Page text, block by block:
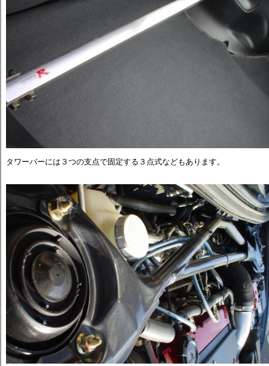
タワーバーには３つの支点で固定する３点式などもあります。